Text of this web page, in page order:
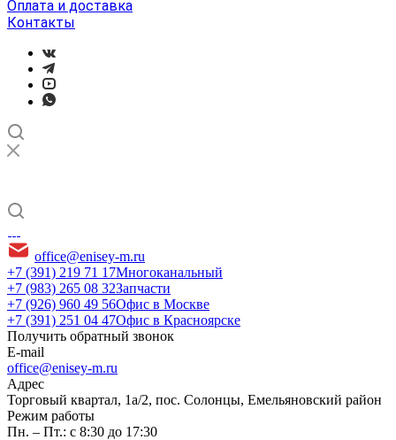
Оплата и доставка
Контакты
office@enisey-m.ru
+7 (391) 219 71 17Многоканальный
+7 (983) 265 08 32Запчасти
+7 (926) 960 49 56Офис в Москве
+7 (391) 251 04 47Офис в Красноярске
Получить обратный звонок
E-mail
office@enisey-m.ru
Адрес
​Торговый квартал, 1а/2, пос. Солонцы, Емельяновский район
Режим работы
Пн. – Пт.: с 8:30 до 17:30